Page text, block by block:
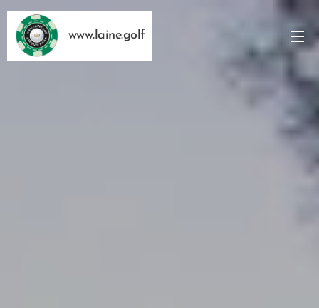
www.laine.golf